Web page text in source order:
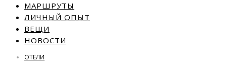
МАРШРУТЫ
ЛИЧНЫЙ ОПЫТ
ВЕЩИ
НОВОСТИ
ОТЕЛИ